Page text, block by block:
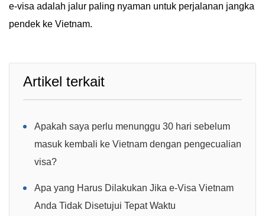
e-visa adalah jalur paling nyaman untuk perjalanan jangka
pendek ke Vietnam.
Artikel terkait
Apakah saya perlu menunggu 30 hari sebelum
masuk kembali ke Vietnam dengan pengecualian
visa?
Apa yang Harus Dilakukan Jika e-Visa Vietnam
Anda Tidak Disetujui Tepat Waktu